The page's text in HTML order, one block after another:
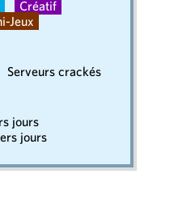
Créatif
Jeux
Serveurs crackés
jours
jours